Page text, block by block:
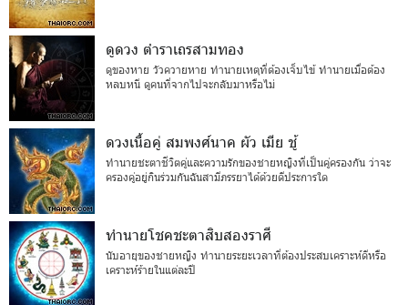
ดูดวง ตำราเถรสามทอง
ดูของหาย วัวควายหาย ทำนายเหตุที่ต้องเจ็บไข้ ทำนายเมื่อต้อง
หลบหนี ดูคนที่จากไปจะกลับมาหรือไม่
ดวงเนื้อคู่ สมพงศ์นาค ผัว เมีย ชู้
ทำนายชะตาชีวิตคู่และความรักของชายหญิงที่เป็นคู่ครองกัน ว่าจะ
ครองคู่อยู่กินร่วมกันฉันสามีภรรยาได้ด้วยดีประการใด
ทำนายโชคชะตาสิบสองราศี
นับอายุของชายหญิง ทำนายระยะเวลาที่ต้องประสบเคราะห์ดีหรือ
เคราะห์ร้ายในแต่ละปี